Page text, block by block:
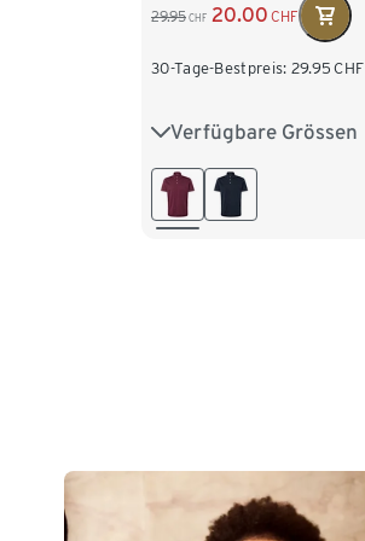
29.95 CHF 20.00 CHF
30-Tage-Bestpreis: 29.95 CHF
Verfügbare Grössen
S 44/46 M 48/50
XL 56/58